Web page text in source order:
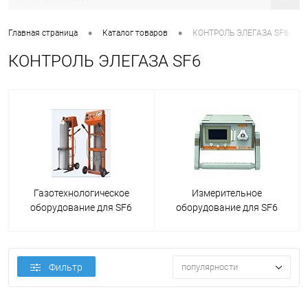
Главная страница • Каталог товаров • КОНТРОЛЬ ЭЛЕГАЗА SF6
КОНТРОЛЬ ЭЛЕГАЗА SF6
Газотехнологическое
оборудование для SF6
Измерительное
оборудование для SF6
Фильтр популярности